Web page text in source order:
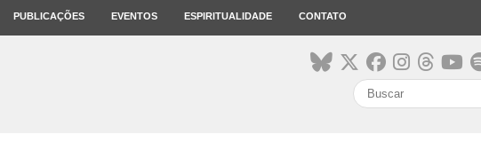
PUBLICAÇÕES EVENTOS ESPIRITUALIDADE CONTATO